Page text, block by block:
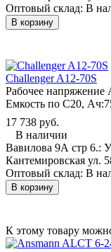
Оптовый склад: В
В корзину
Challenger A12-70S
Рабочее
Емкость по С20, Ач:
17 738 руб.
В наличии
Вавилова 9А стр 6.:
Кантемировская ул.
Оптовый склад: В
В корзину
К этому товару